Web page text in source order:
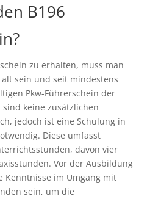
B196
zu erhalten, muss man
alt sein und seit mindestens
Pkw-Führerschein der
sind keine zusätzlichen
jedoch ist eine Schulung in
Diese umfasst
davon vier
Vor der Ausbildung
Kenntnisse im Umgang mit
sein, um die